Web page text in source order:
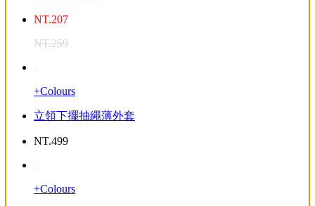
NT.207
NT.259
+Colours
立領下擺抽繩薄外套
NT.499
+Colours